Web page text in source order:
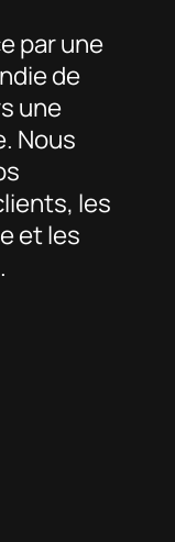
par une
de
une
Nous
les
et les